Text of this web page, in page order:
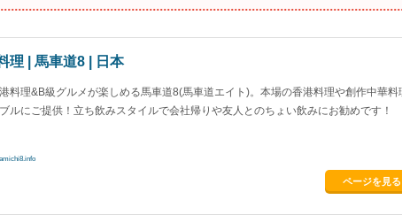
理 | 馬車道8 | 日本
料理&B級グルメが楽しめる馬車道8(馬車道エイト)。本場の香港料理や創作中華料
ルにご提供！立ち飲みスタイルで会社帰りや友人とのちょい飲みにお勧めです！
ページを見る